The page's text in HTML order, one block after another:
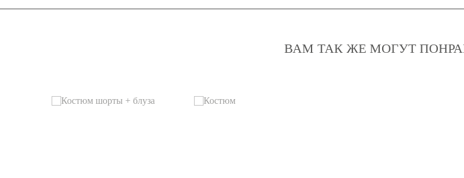
ВАМ ТАК ЖЕ МОГУТ